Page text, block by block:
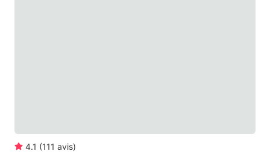
4.1 (111 avis)